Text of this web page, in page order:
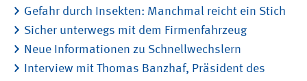
Gefahr durch Insekten: Manchmal reicht ein Stich
Sicher unterwegs mit dem Firmenfahrzeug
Neue Informationen zu Schnellwechslern
Interview mit Thomas Banzhaf, Präsident des